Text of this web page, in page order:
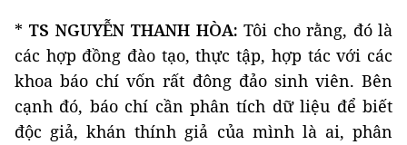
* TS NGUYỄN THANH HÒA: Tôi cho rằng, đó là
các hợp đồng đào tạo, thực tập, hợp tác với các
khoa báo chí vốn rất đông đảo sinh viên. Bên
cạnh đó, báo chí cần phân tích dữ liệu để biết
độc giả, khán thính giả của mình là ai, phân